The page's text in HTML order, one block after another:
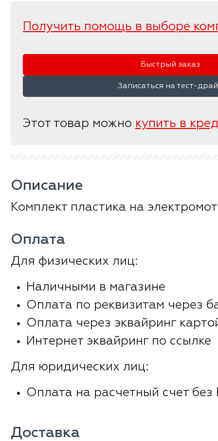
Получить помощь в выборе
Быстрый заказ
Записаться на тест-
Этот товар можно купить в
Описание
Комплект пластика на
Оплата
Для физических лиц:
Наличными в магазине
Оплата по реквизитам через
Оплата через эквайринг
Интернет эквайринг по ссылке
Для юридических лиц:
Оплата на расчетный счет
Доставка